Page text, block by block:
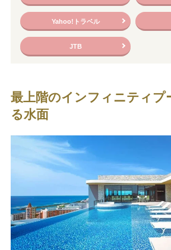
Yahoo!トラベル
JTB
最上階のインフィニティプ
る水面